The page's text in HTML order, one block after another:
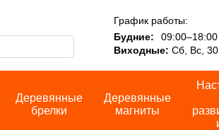
График работы:
Будние:
09:00–18:00
Виходные: Сб, Вс,
Деревянные
брелки
Деревянные
магниты